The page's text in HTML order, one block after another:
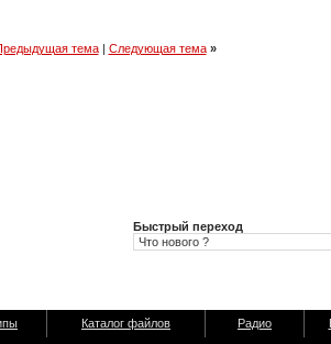
тема| Следующая тема »
Быстрый переход
Каталог файлов Радио